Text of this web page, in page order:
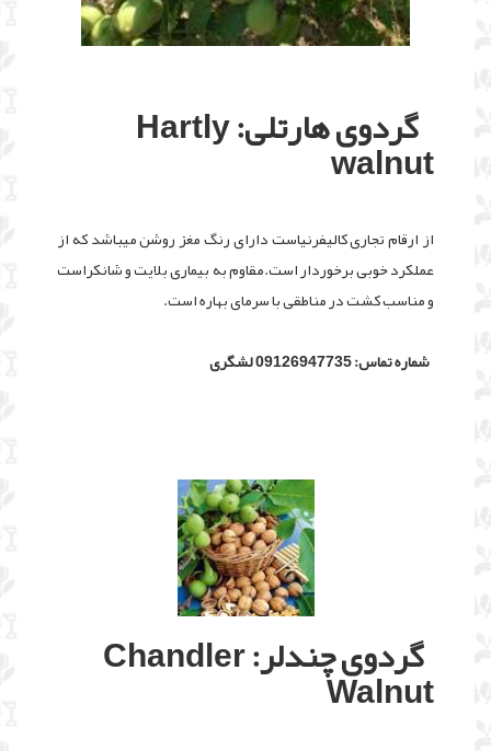
گردوی هارتلی: Hartly
walnut
از ارقام تجاری کالیفرنیاست دارای رنگ مغز روشن میباشد که از
عملکرد خوبی برخوردار است.مقاوم به بیماری بلایت و شانکراست
و مناسب کشت در مناطقی با سرمای بهاره است.
شماره تماس: 09126947735 لشگری
گردوی چندلر: Chandler
Walnut